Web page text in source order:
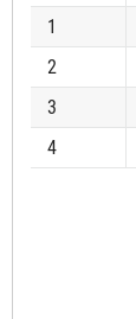
1
2
3
4